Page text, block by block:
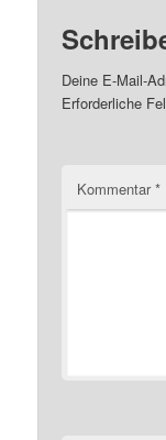
Deine E-Mail-
Erforderliche
Kommentar*